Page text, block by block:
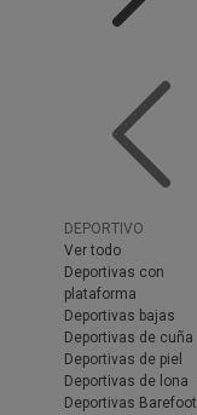
DEPORTIVO
Ver todo
Deportivas con
plataforma
Deportivas bajas
Deportivas de cuña
Deportivas de piel
Deportivas de lona
Deportivas Barefoot